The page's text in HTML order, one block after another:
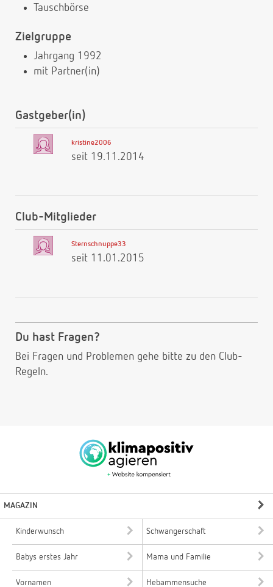
Tauschbörse
Zielgruppe
Jahrgang 1992
mit Partner(in)
Gastgeber(in)
kristine2006
seit 19.11.2014
Club-Mitglieder
Sternschnuppe33
seit 11.01.2015
Du hast Fragen?
Bei Fragen und Problemen gehe bitte zu den Club-
Regeln.
MAGAZIN
Kinderwunsch Schwangerschaft
Babys erstes Jahr Mama und Familie
Vornamen Hebammensuche